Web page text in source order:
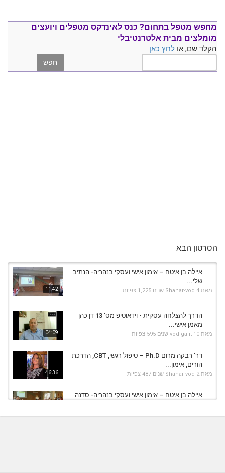
מחפש מטפל בתחום? כנס לאינדקס מטפלים ויועצים
מומלצים מבית אלטרנטיבלי
הקלד שם, או לחץ כאן
הסרטון הבא
11:42
איילה בן איטח – אימון אישי ועסקי בנהריה- הנתיב
שלי...
מאת Shahar-vod 4 שנים 1,225 צפיות
04:09
הדרך להצלחה עסקית - וידאוטיפ מס' 13 דן כהן
מאמן אישי...
מאת vod-galit 10 שנים 595 צפיות
46:36
דר' רבקה מרום Ph.D – טיפול רגשי, CBT, הדרכת
הורים, אימון...
מאת Shahar-vod 2 שנים 487 צפיות
איילה בן איטח – אימון אישי ועסקי בנהריה- סדנה